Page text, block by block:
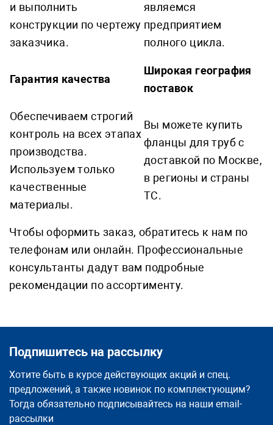
и выполнить
конструкции по чертежу
заказчика.
являемся
предприятием
полного цикла.
Гарантия качества
Широкая география
поставок
Обеспечиваем строгий
контроль на всех этапах
производства.
Используем только
качественные
материалы.
Вы можете купить
фланцы для труб с
доставкой по Москве,
в регионы и страны
ТС.
Чтобы оформить заказ, обратитесь к нам по
телефонам или онлайн. Профессиональные
консультанты дадут вам подробные
рекомендации по ассортименту.
Подпишитесь на рассылку
Хотите быть в курсе действующих акций и спец.
предложений, а также новинок по комплектующим?
Тогда обязательно подписывайтесь на наши email-
рассылки